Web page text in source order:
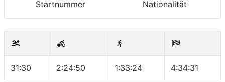
Startnummer
Nationalität
31:30 2:24:50 1:33:24 4:34:31